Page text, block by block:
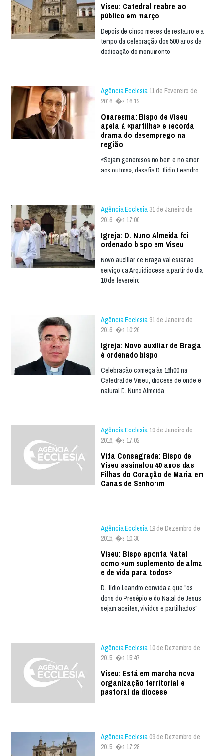
Viseu: Catedral reabre ao
público em março
Depois de cinco meses de restauro e a
tempo da celebração dos 500 anos da
dedicação do monumento
Agência Ecclesia 11 de Fevereiro de
2016, �s 16:12
Quaresma: Bispo de Viseu
apela à «partilha» e recorda
drama do desemprego na
região
«Sejam generosos no bem e no amor
aos outros», desafia D. Ilídio Leandro
Agência Ecclesia 31 de Janeiro de
2016, �s 17:00
Igreja: D. Nuno Almeida foi
ordenado bispo em Viseu
Novo auxiliar de Braga vai estar ao
serviço da Arquidiocese a partir do dia
10 de fevereiro
Agência Ecclesia 31 de Janeiro de
2016, �s 10:26
Igreja: Novo auxiliar de Braga
é ordenado bispo
Celebração começa às 16h00 na
Catedral de Viseu, diocese de onde é
natural D. Nuno Almeida
Agência Ecclesia 19 de Janeiro de
2016, �s 17:02
Vida Consagrada: Bispo de
Viseu assinalou 40 anos das
Filhas do Coração de Maria em
Canas de Senhorim
Agência Ecclesia 19 de Dezembro de
2015, �s 10:30
Viseu: Bispo aponta Natal
como «um suplemento de alma
e de vida para todos»
D. Ilídio Leandro convida a que "os
dons do Presépio e do Natal de Jesus
sejam aceites, vividos e partilhados"
Agência Ecclesia 10 de Dezembro de
2015, �s 15:47
Viseu: Está em marcha nova
organização territorial e
pastoral da diocese
Agência Ecclesia 09 de Dezembro de
2015, �s 17:28